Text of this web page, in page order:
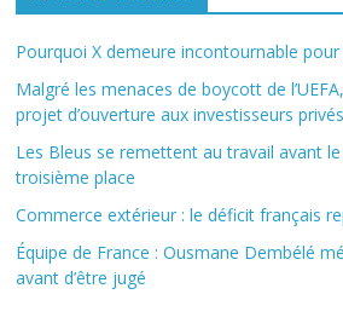
Pourquoi X demeure incontournable
Malgré les menaces de boycott de
projet d’ouverture aux investisseurs privés
Les Bleus se remettent au travail avant
troisième place
Commerce extérieur : le déficit français
Équipe de France : Ousmane Dembélé
avant d’être jugé